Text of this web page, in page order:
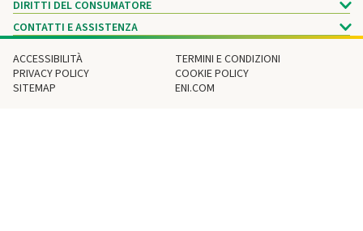
DIRITTI DEL CONSUMATORE
CONTATTI E ASSISTENZA
ACCESSIBILITÀ
TERMINI E CONDIZIONI
PRIVACY POLICY
COOKIE POLICY
SITEMAP
ENI.COM